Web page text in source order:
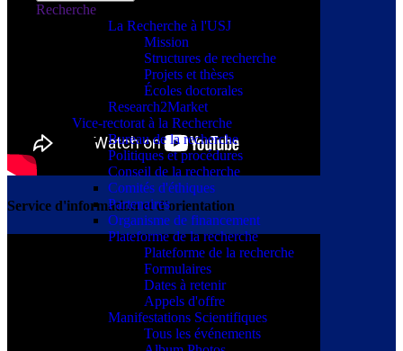
Recherche
La Recherche à l'USJ
Mission
Structures de recherche
Projets et thèses
Écoles doctorales
Research2Market
Vice-rectorat à la Recherche
Bureau de la recherche
Politiques et procédures
Conseil de la recherche
Comités d'éthiques
Partenaires
Organisme de financement
Plateforme de la recherche
Plateforme de la recherche
Formulaires
Dates à retenir
Appels d'offre
Manifestations Scientifiques
Tous les événements
Service d'information et d'orientation